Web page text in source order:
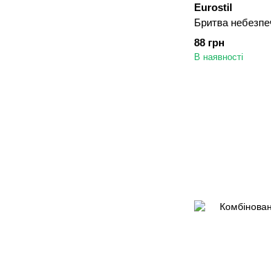
Eurostil
Бритва
88 грн
В наявності